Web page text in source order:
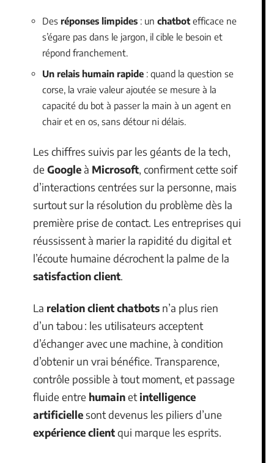
Des réponses limpides : un chatbot efficace ne
s’égare pas dans le jargon, il cible le besoin et
répond franchement.
Un relais humain rapide : quand la question se
corse, la vraie valeur ajoutée se mesure à la
capacité du bot à passer la main à un agent en
chair et en os, sans détour ni délais.
Les chiffres suivis par les géants de la tech,
de Googleà Microsoft, confirment cette soif
d’interactions centrées sur la personne, mais
surtout sur la résolution du problème dès la
première prise de contact. Les entreprises qui
réussissent à marier la rapidité du digital et
l’écoute humaine décrochent la palme de la
satisfaction client.
La relation client chatbots n’a plus rien
d’un tabou : les utilisateurs acceptent
d’échanger avec une machine, à condition
d’obtenir un vrai bénéfice. Transparence,
contrôle possible à tout moment, et passage
fluide entre humainetintelligence
artificiellesont devenus les piliers d’une
expérience clientqui marque les esprits.